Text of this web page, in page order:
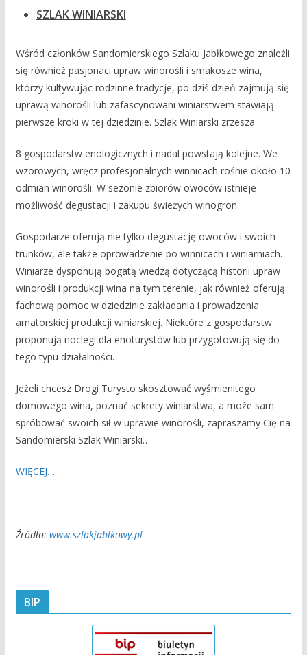
SZLAK WINIARSKI
Wśród członków Sandomierskiego Szlaku Jabłkowego znaleźli
się również pasjonaci upraw winorośli i smakosze wina,
którzy kultywując rodzinne tradycje, po dziś dzień zajmują się
uprawą winorośli lub zafascynowani winiarstwem stawiają
pierwsze kroki w tej dziedzinie. Szlak Winiarski zrzesza
8 gospodarstw enologicznych i nadal powstają kolejne. We
wzorowych, wręcz profesjonalnych winnicach rośnie około 10
odmian winorośli. W sezonie zbiorów owoców istnieje
możliwość degustacji i zakupu świeżych winogron.
Gospodarze oferują nie tylko degustację owoców i swoich
trunków, ale także oprowadzenie po winnicach i winiarniach.
Winiarze dysponują bogatą wiedzą dotyczącą historii upraw
winorośli i produkcji wina na tym terenie, jak również oferują
fachową pomoc w dziedzinie zakładania i prowadzenia
amatorskiej produkcji winiarskiej. Niektóre z gospodarstw
proponują noclegi dla enoturystów lub przygotowują się do
tego typu działalności.
Jeżeli chcesz Drogi Turysto skosztować wyśmienitego
domowego wina, poznać sekrety winiarstwa, a może sam
spróbować swoich sił w uprawie winorośli, zapraszamy Cię na
Sandomierski Szlak Winiarski…
WIĘCEJ…
Źródło: www.szlakjablkowy.pl
BIP